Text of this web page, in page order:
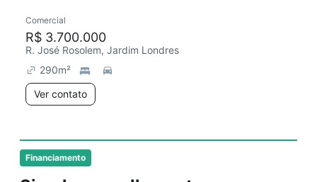
Financiamento
Chegou este mês
Comercial
R$ 3.700.000
R. José Rosolem, Jardim Londres
290m²
Ver contato